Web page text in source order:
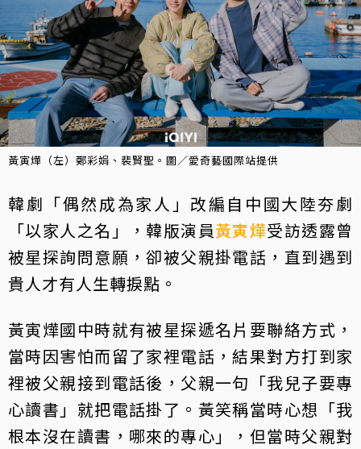
黃寅燁（左）鄭彩娟、裴賢聖。圖／愛奇藝國際站提供
韓劇「偶然成為家人」改編自中國大陸夯劇
「以家人之名」，韓版演員黃寅燁受訪透露曾
被星探詢問意願，卻被父親掛電話，直到遇到
貴人才有人生轉捩點。
黃寅燁國中時就有被星探遞名片要聯絡方式，
當時因害怕而留了家裡電話，結果對方打到家
裡被父親接到電話後，父親一句「我兒子要專
心讀書」就把電話掛了。黃笑稱當時心想「我
根本沒在讀書，哪來的專心」，但當時父親對